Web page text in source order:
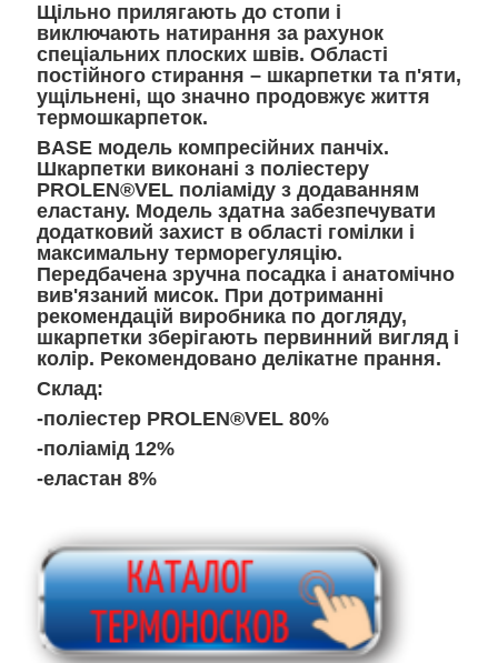
Щільно прилягають до стопи і
виключають натирання за рахунок
спеціальних плоских швів. Області
постійного стирання – шкарпетки та п'яти,
ущільнені, що значно продовжує життя
термошкарпеток.
BASE модель компресійних панчіх.
Шкарпетки виконані з поліестеру
PROLEN®VEL поліаміду з додаванням
еластану. Модель здатна забезпечувати
додатковий захист в області гомілки і
максимальну терморегуляцію.
Передбачена зручна посадка і анатомічно
вив'язаний мисок. При дотриманні
рекомендацій виробника по догляду,
шкарпетки зберігають первинний вигляд і
колір. Рекомендовано делікатне прання.
Склад:
-поліестер PROLEN®VEL 80%
-поліамід 12%
-еластан 8%